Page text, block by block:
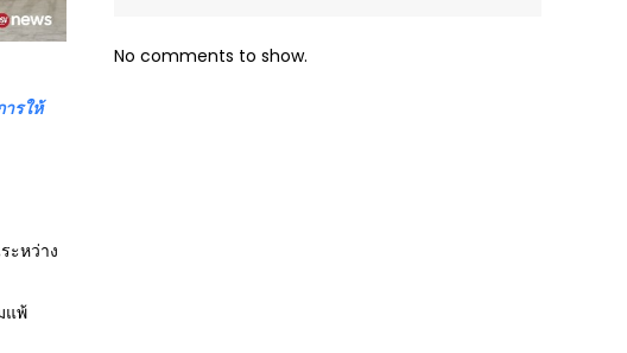
ารให้
ะหว่าง
แพ้
No comments to show.